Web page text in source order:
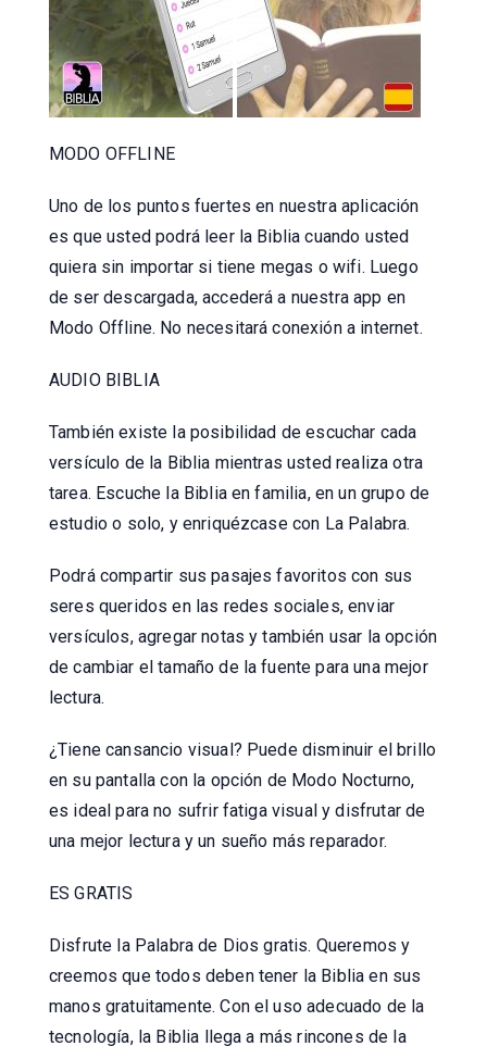
MODO OFFLINE
Uno de los puntos fuertes en nuestra aplicación
es que usted podrá leer la Biblia cuando usted
quiera sin importar si tiene megas o wifi. Luego
de ser descargada, accederá a nuestra app en
Modo Offline. No necesitará conexión a internet.
AUDIO BIBLIA
También existe la posibilidad de escuchar cada
versículo de la Biblia mientras usted realiza otra
tarea. Escuche la Biblia en familia, en un grupo de
estudio o solo, y enriquézcase con La Palabra.
Podrá compartir sus pasajes favoritos con sus
seres queridos en las redes sociales, enviar
versículos, agregar notas y también usar la opción
de cambiar el tamaño de la fuente para una mejor
lectura.
¿Tiene cansancio visual? Puede disminuir el brillo
en su pantalla con la opción de Modo Nocturno,
es ideal para no sufrir fatiga visual y disfrutar de
una mejor lectura y un sueño más reparador.
ES GRATIS
Disfrute la Palabra de Dios gratis. Queremos y
creemos que todos deben tener la Biblia en sus
manos gratuitamente. Con el uso adecuado de la
tecnología, la Biblia llega a más rincones de la